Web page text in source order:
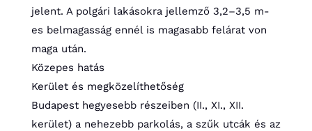
jelent. A polgári lakásokra jellemző 3,2–3,5 m-
es belmagasság ennél is magasabb felárat von
maga után.
Közepes hatás
Kerület és megközelíthetőség
Budapest hegyesebb részeiben (II., XI., XII.
kerület) a nehezebb parkolás, a szűk utcák és az